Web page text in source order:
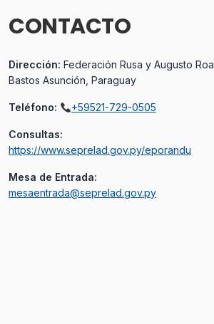
CONTACTO
Dirección: Federación Rusa y Augusto Roa
Bastos Asunción, Paraguay
Teléfono: +59521-729-0505
Consultas:
https://www.seprelad.gov.py/eporandu
Mesa de Entrada:
mesaentrada@seprelad.gov.py